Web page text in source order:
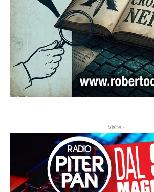
- Visite -